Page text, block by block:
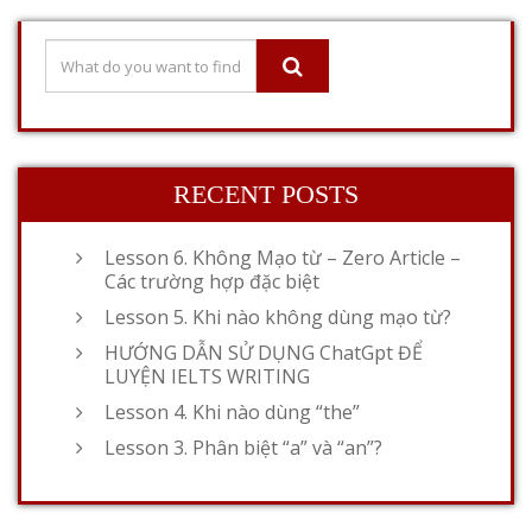
RECENT POSTS
Lesson 6. Không Mạo từ – Zero Article –
Các trường hợp đặc biệt
Lesson 5. Khi nào không dùng mạo từ?
HƯỚNG DẪN SỬ DỤNG ChatGpt ĐỂ
LUYỆN IELTS WRITING
Lesson 4. Khi nào dùng “the”
Lesson 3. Phân biệt “a” và “an”?